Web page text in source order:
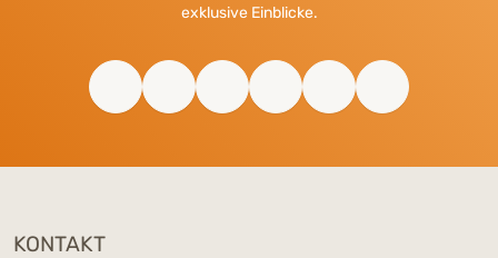
exklusive Einblicke.
KONTAKT